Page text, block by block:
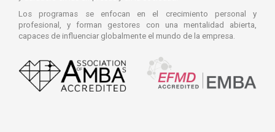
Los programas se enfocan en el crecimiento personal y
profesional, y forman gestores con una mentalidad abierta,
capaces de influenciar globalmente el mundo de la empresa.